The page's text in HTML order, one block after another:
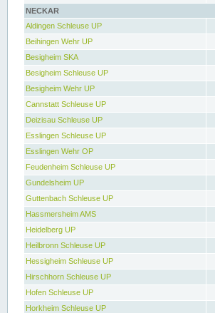
NECKAR
Aldingen Schleuse UP
Beihingen Wehr UP
Besigheim SKA
Besigheim Schleuse UP
Besigheim Wehr UP
Cannstatt Schleuse UP
Deizisau Schleuse UP
Esslingen Schleuse UP
Esslingen Wehr OP
Feudenheim Schleuse UP
Gundelsheim UP
Guttenbach Schleuse UP
Hassmersheim AMS
Heidelberg UP
Heilbronn Schleuse UP
Hessigheim Schleuse UP
Hirschhorn Schleuse UP
Hofen Schleuse UP
Horkheim Schleuse UP